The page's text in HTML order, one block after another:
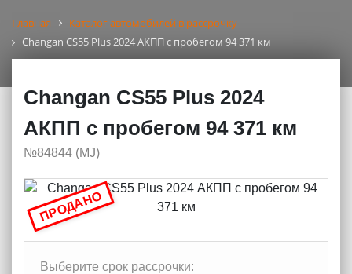
Главная
Каталог автомобилей в рассрочку
Changan CS55 Plus 2024 АКПП с пробегом 94 371 км
Changan CS55 Plus 2024
АКПП с пробегом 94 371 км
№84844 (МJ)
Выберите срок рассрочки:
ПРОДАНО